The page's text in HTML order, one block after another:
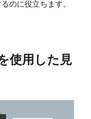
のに役立ちます。
使用した見